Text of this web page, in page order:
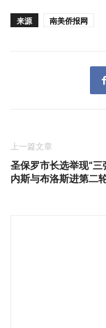
来源 南美侨报网
上一篇文章
圣保罗市长选举现“三
内斯与布洛斯进第二